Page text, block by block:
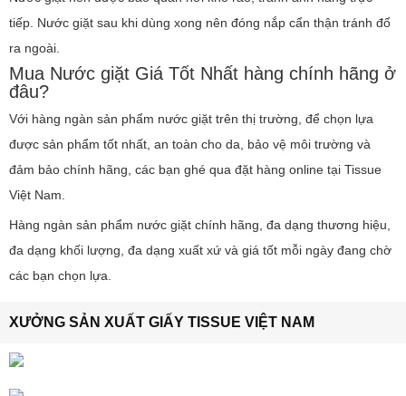
tiếp. Nước giặt sau khi dùng xong nên đóng nắp cẩn thận tránh đổ
ra ngoài.
Mua Nước giặt Giá Tốt Nhất hàng chính hãng ở
đâu?
Với hàng ngàn sản phẩm nước giặt trên thị trường, để chọn lựa
được sản phẩm tốt nhất, an toàn cho da, bảo vệ môi trường và
đảm bảo chính hãng, các bạn ghé qua đặt hàng online tại Tissue
Việt Nam.
Hàng ngàn sản phẩm nước giặt chính hãng, đa dạng thương hiệu,
đa dạng khối lượng, đa dạng xuất xứ và giá tốt mỗi ngày đang chờ
các bạn chọn lựa.
XƯỞNG SẢN XUẤT GIẤY TISSUE VIỆT NAM